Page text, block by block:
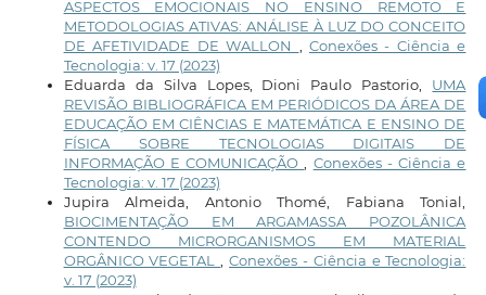
ASPECTOS EMOCIONAIS NO ENSINO REMOTO E
METODOLOGIAS ATIVAS: ANÁLISE À LUZ DO CONCEITO
DE AFETIVIDADE DE WALLON , Conexões - Ciência e
Tecnologia: v. 17 (2023)
Eduarda da Silva Lopes, Dioni Paulo Pastorio, UMA
REVISÃO BIBLIOGRÁFICA EM PERIÓDICOS DA ÁREA DE
EDUCAÇÃO EM CIÊNCIAS E MATEMÁTICA E ENSINO DE
FÍSICA SOBRE TECNOLOGIAS DIGITAIS DE
INFORMAÇÃO E COMUNICAÇÃO, Conexões - Ciência e
Tecnologia: v. 17 (2023)
Jupira Almeida, Antonio Thomé, Fabiana Tonial,
BIOCIMENTAÇÃO EM ARGAMASSA POZOLÂNICA
CONTENDO MICRORGANISMOS EM MATERIAL
ORGÂNICO VEGETAL,Conexões - Ciência e Tecnologia:
v. 17 (2023)